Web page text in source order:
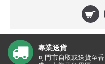
專業送貨
可門市自取或送貨至香